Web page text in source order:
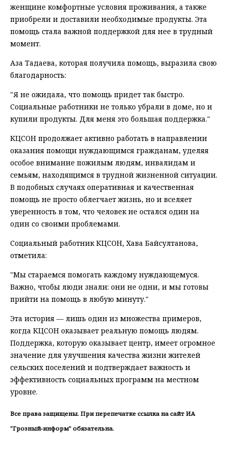
женщине комфортные условия проживания, а также
приобрели и доставили необходимые продукты. Эта
помощь стала важной поддержкой для нее в трудный
момент.
Аза Тадаева, которая получила помощь, выразила свою
благодарность:
"Я не ожидала, что помощь придет так быстро.
Социальные работники не только убрали в доме, но и
купили продукты. Для меня это большая поддержка."
КЦСОН продолжает активно работать в направлении
оказания помощи нуждающимся гражданам, уделяя
особое внимание пожилым людям, инвалидам и
семьям, находящимся в трудной жизненной ситуации.
В подобных случаях оперативная и качественная
помощь не просто облегчает жизнь, но и вселяет
уверенность в том, что человек не остался один на
один со своими проблемами.
Социальный работник КЦСОН, Хава Байсултанова,
отметила:
"Мы стараемся помогать каждому нуждающемуся.
Важно, чтобы люди знали: они не одни, и мы готовы
прийти на помощь в любую минуту."
Эта история — лишь один из множества примеров,
когда КЦСОН оказывает реальную помощь людям.
Поддержка, которую оказывает центр, имеет огромное
значение для улучшения качества жизни жителей
сельских поселений и подтверждает важность и
эффективность социальных программ на местном
уровне.
Все права защищены. При перепечатке ссылка на сайт ИА
"Грозный-информ" обязательна.